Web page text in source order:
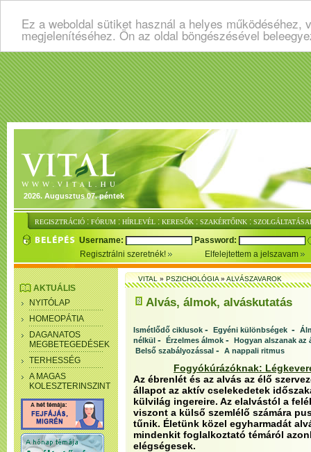
Ez a weboldal sütiket használ a helyes
megjelenítéséhez. Ön az oldal böngészésével
2026. Augusztus 07. péntek
REGISZTRÁCIÓ : FÓRUM : HÍRLEVÉL : KERESŐK : SZAKÉRTŐINK :
Username:
Password:
Regisztrálni szeretnék!
Elfelejtettem a jelszavam
AKTUÁLIS
NYITÓLAP
HOMEOPÁTIA
DAGANATOS
MEGBETEGEDÉSEK
TERHESSÉG
A MAGAS
KOLESZTERINSZINT
VITAL»PSZICHOLÓGIA»ALVÁSZAVAROK
Alvás, álmok, alváskutatás
Ismétlődő ciklusok - Egyéni különbségek -
nélkül - Érzelmes álmok - Hogyan alszanak az
Belső szabályozással - A nappali ritmus
Fogyókúrázóknak:
Az ébrenlét és az alvás az élő
állapot az aktív cselekedetek
külvilág ingereire. Az elalvástól a
viszont a külső szemlélő számára
tűnik. Életünk közel egyharmadát
mindenkit foglalkoztató témáról
elégségesek.